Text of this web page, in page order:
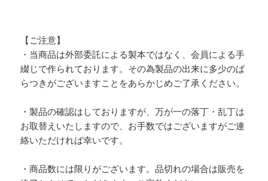
【ご注意】
・当商品は外部委託による製本ではなく、会員による手
綴じで作られております。その為製品の出来に多少のば
らつきがございますことをあらかじめご了承ください。
・製品の確認はしておりますが、万が一の落丁・乱丁は
お取替えいたしますので、お手数ではございますがご連
絡いただければ幸いです。
・商品数には限りがございます。品切れの場合は販売を